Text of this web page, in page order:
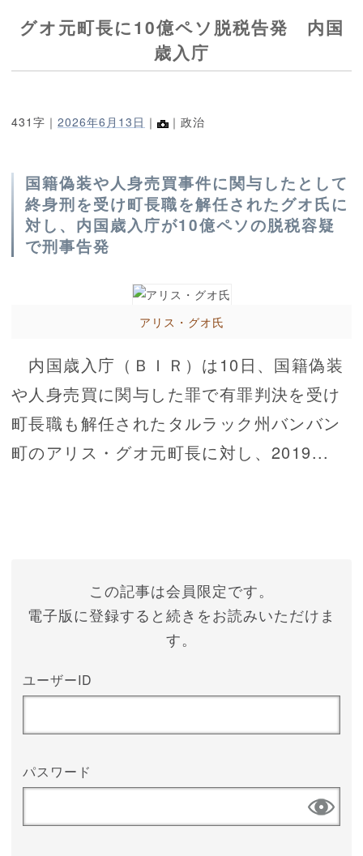
グオ元町長に10億ペソ脱税告発 内国
歳入庁
431字｜ 2026年6月13日 ｜ ｜政治
国籍偽装や人身売買事件に関与したとして
終身刑を受け町長職を解任されたグオ氏に
対し、内国歳入庁が10億ペソの脱税容疑
で刑事告発
アリス・グオ氏
内国歳入庁（ＢＩＲ）は10日、国籍偽装
や人身売買に関与した罪で有罪判決を受け
町長職も解任されたタルラック州バンバン
町のアリス・グオ元町長に対し、2019...
この記事は会員限定です。
電子版に登録すると続きをお読みいただけま
す。
ユーザーID
パスワード